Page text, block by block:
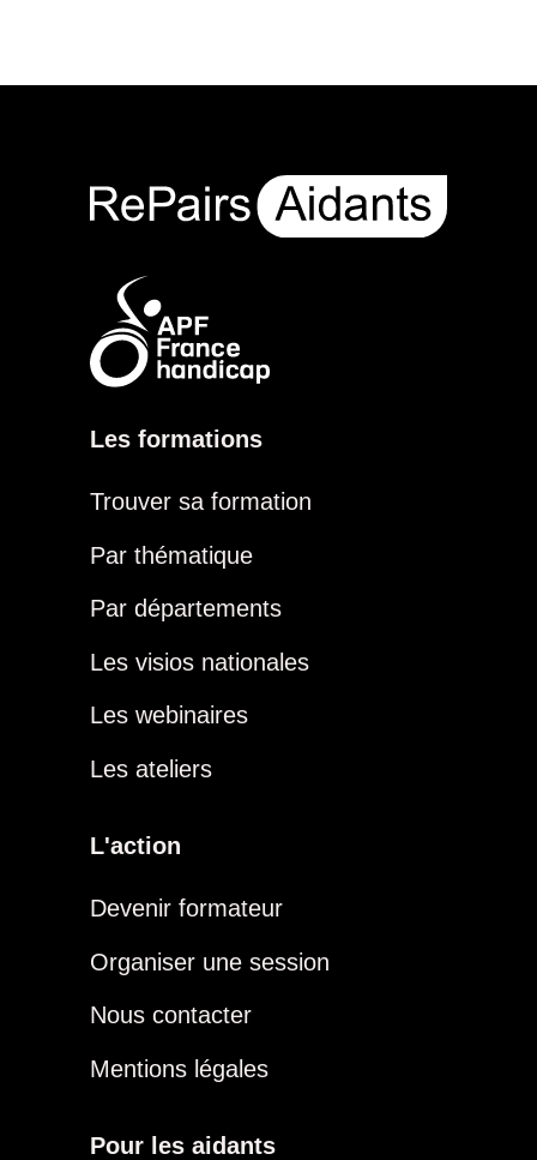
Les formations
Trouver sa formation
Par thématique
Par départements
Les visios nationales
Les webinaires
Les ateliers
L'action
Devenir formateur
Organiser une session
Nous contacter
Mentions légales
Pour les aidants